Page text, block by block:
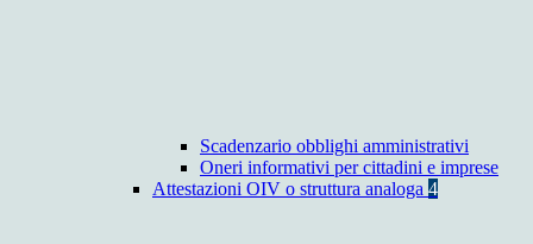
Scadenzario obblighi amministrativi
Oneri informativi per cittadini e imprese
Attestazioni OIV o struttura analoga 4